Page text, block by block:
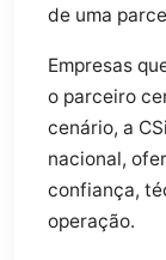
de uma
Empresas
o parceiro
cenário, a
nacional,
confiança,
operação.